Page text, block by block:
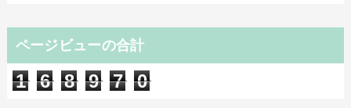
ページビューの合計
1 6 8 9 7 0